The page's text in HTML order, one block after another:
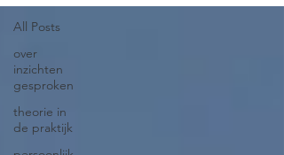
All Posts
over
inzichten
gesproken
theorie in
de praktijk